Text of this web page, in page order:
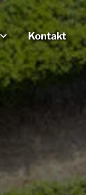
Kontakt